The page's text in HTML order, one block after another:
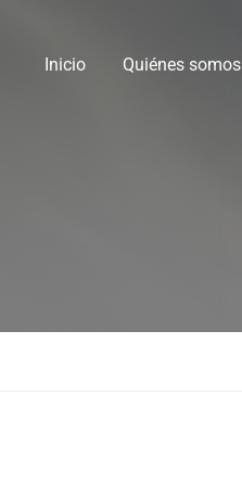
Inicio Quiénes somos